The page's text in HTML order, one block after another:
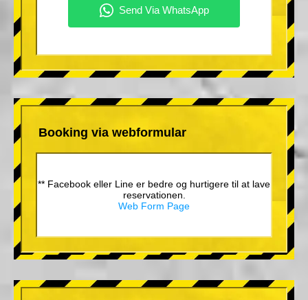
Booking via webformular
** Facebook eller Line er bedre og hurtigere til at lave
reservationen.
Web Form Page